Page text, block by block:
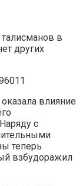
в
других
оказала влияние
с
теперь
взбудоражил